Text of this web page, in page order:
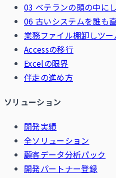
03 ベテランの頭の中に
06 古いシステムを誰も
業務ファイル棚卸しツー
Accessの移行
Excelの限界
伴走の進め方
ソリューション
開発実績
全ソリューション
顧客データ分析パック
開発パートナー登録